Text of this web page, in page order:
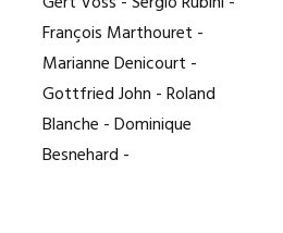
François Marthouret -
Marianne Denicourt -
Gottfried John - Roland
Blanche - Dominique
Besnehard -